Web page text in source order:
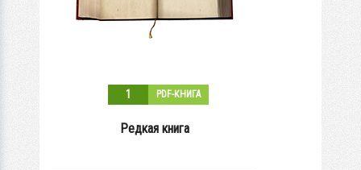
1 PDF-КНИГА
Редкая книга